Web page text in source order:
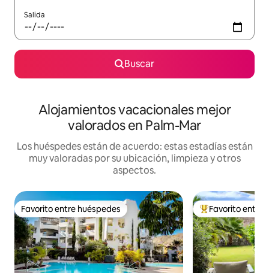
Salida
Buscar
Alojamientos vacacionales mejor
valorados en Palm-Mar
Los huéspedes están de acuerdo: estas estadías están
muy valoradas por su ubicación, limpieza y otros
aspectos.
Favorito entre huéspedes
Favorito entre huéspedes Favorito entre
Favorito entre